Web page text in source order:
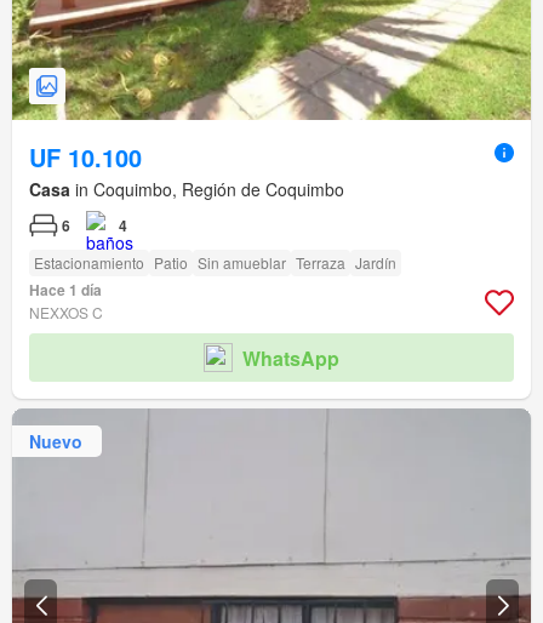
UF 10.100
Casa in Coquimbo, Región de Coquimbo
6 4
Estacionamiento Patio Sin amueblar Terraza Jardín
Hace 1 día
NEXXOS C
WhatsApp
Nuevo